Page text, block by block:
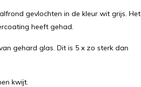
gevlochten in de kleur wit grijs. Het
heeft gehad.
gehard glas. Dit is 5 x zo sterk dan
kwijt.